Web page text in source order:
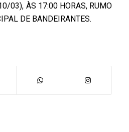
03), ÀS 17:00 HORAS, RUMO
DE BANDEIRANTES.